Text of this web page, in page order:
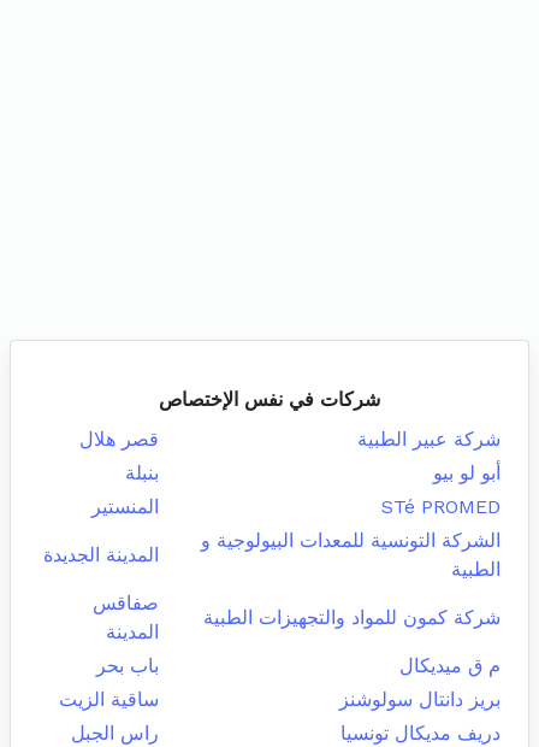
شركات في نفس الإختصاص
شركة عبير الطبية
قصر هلال
أبو لو بيو
بنبلة
STé PROMED
المنستير
الشركة التونسية للمعدات البيولوجية و
الطبية
المدينة الجديدة
شركة كمون للمواد والتجهيزات الطبية
صفاقس
المدينة
م ق ميديكال
باب بحر
بريز دانتال سولوشنز
ساقية الزيت
دريف مديكال تونسيا
راس الجبل